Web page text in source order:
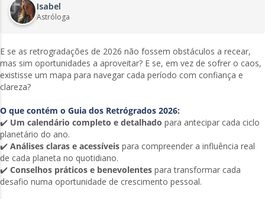
Isabel
Astróloga
E se as retrogradações de 2026 não fossem obstáculos a recear,
mas sim oportunidades a aproveitar? E se, em vez de sofrer o caos,
existisse um mapa para navegar cada período com confiança e
clareza?
O que contém o Guia dos Retrógrados 2026:
✔️ Um calendário completo e detalhado para antecipar cada ciclo
planetário do ano.
✔️ Análises claras e acessíveis para compreender a influência real
de cada planeta no quotidiano.
✔️ Conselhos práticos e benevolentes para transformar cada
desafio numa oportunidade de crescimento pessoal.